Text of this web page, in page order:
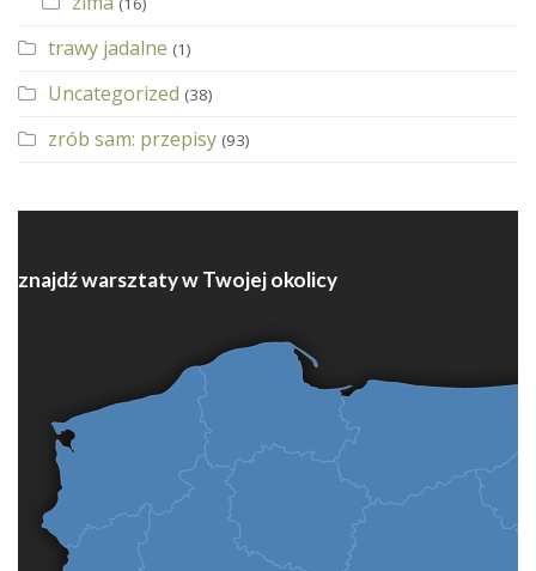
trawy jadalne (1)
Uncategorized (38)
zrób sam: przepisy (93)
znajdź warsztaty w Twojej okolicy